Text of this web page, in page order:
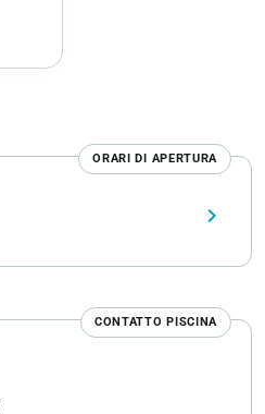
ORARI DI APERTURA
keyboard_arrow_right
CONTATTO PISCINA